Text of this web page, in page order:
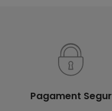
Pagament Segur